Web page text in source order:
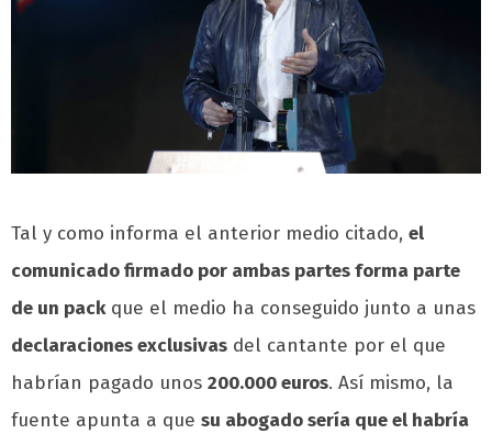
Tal y como informa el anterior medio citado, el
comunicado firmado por ambas partes forma parte
de un packque el medio ha conseguido junto a unas
declaraciones exclusivas del cantante por el que
habrían pagado unos 200.000 euros. Así mismo, la
fuente apunta a que su abogado sería que el habría